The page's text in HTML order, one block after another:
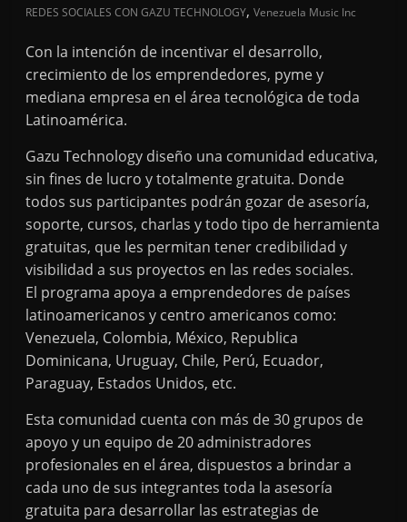
REDES SOCIALES CON GAZU TECHNOLOGY,Venezuela Music Inc
Con la intención de incentivar el desarrollo,
crecimiento de los emprendedores, pyme y
mediana empresa en el área tecnológica de toda
Latinoamérica.
Gazu Technology diseño una comunidad educativa,
sin fines de lucro y totalmente gratuita. Donde
todos sus participantes podrán gozar de asesoría,
soporte, cursos, charlas y todo tipo de herramienta
gratuitas, que les permitan tener credibilidad y
visibilidad a sus proyectos en las redes sociales.
El programa apoya a emprendedores de países
latinoamericanos y centro americanos como:
Venezuela, Colombia, México, Republica
Dominicana, Uruguay, Chile, Perú, Ecuador,
Paraguay, Estados Unidos, etc.
Esta comunidad cuenta con más de 30 grupos de
apoyo y un equipo de 20 administradores
profesionales en el área, dispuestos a brindar a
cada uno de sus integrantes toda la asesoría
gratuita para desarrollar las estrategias de